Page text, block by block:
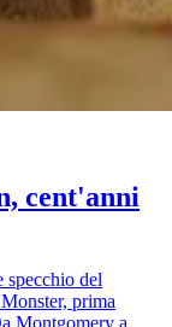
cent'anni
specchio del
prima